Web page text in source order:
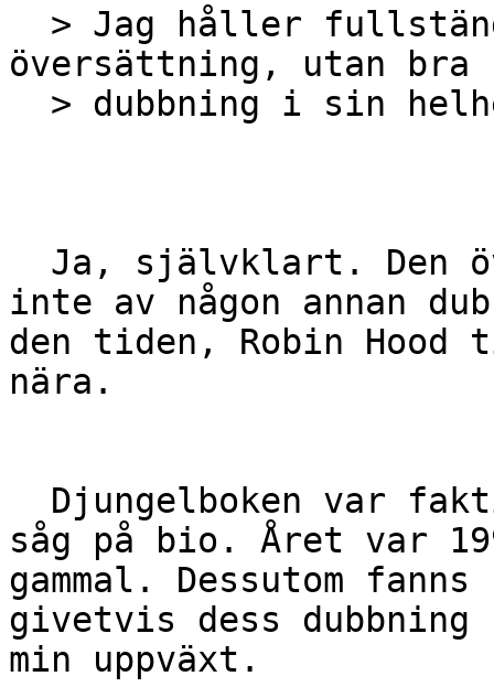
översättning, utan bra
inte av någon annan
den tiden, Robin Hood
nära.
såg på bio. Året var
gammal. Dessutom
givetvis dess
min uppväxt.